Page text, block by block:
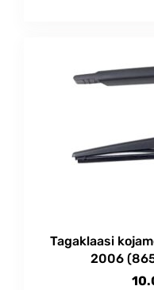
variants.
page
Tagaklaasi
2006